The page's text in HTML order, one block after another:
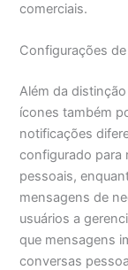
comerciais.
Configurações
Além da
ícones também
notificações
configurado para
pessoais,
mensagens de
usuários a
que mensagens
conversas